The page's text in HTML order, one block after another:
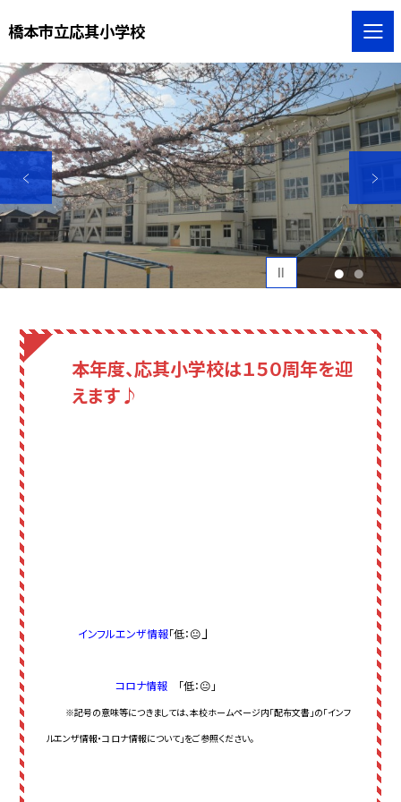
橋本市立応其小学校
1 2
本年度、応其小学校は１５０周年を迎
えます♪
インフルエンザ情報「低：😐 」
コロナ情報「低：😐」
※記号の意味等につきましては、本校ホームページ内「配布文書」の「インフ
ルエンザ情報・コロナ情報について」をご参照ください。